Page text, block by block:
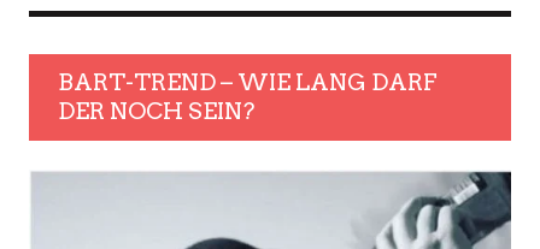
BART-TREND – WIE LANG DARF
DER NOCH SEIN?